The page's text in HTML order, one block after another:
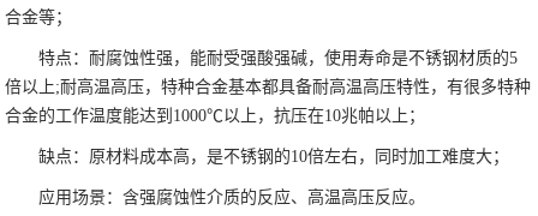
合金等；
特点：耐腐蚀性强，能耐受强酸强碱，使用寿命是不锈钢材质的5
倍以上;耐高温高压，特种合金基本都具备耐高温高压特性，有很多特种
合金的工作温度能达到1000℃以上，抗压在10兆帕以上；
缺点：原材料成本高，是不锈钢的10倍左右，同时加工难度大；
应用场景：含强腐蚀性介质的反应、高温高压反应。